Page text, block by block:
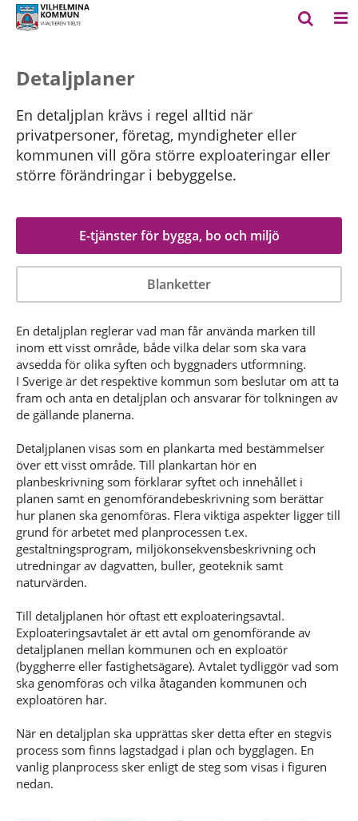
Detaljplaner
En detaljplan krävs i regel alltid när
privatpersoner, företag, myndigheter eller
kommunen vill göra större exploateringar eller
större förändringar i bebyggelse.
E-tjänster för bygga, bo och miljö
Blanketter
En detaljplan reglerar vad man får använda marken till
inom ett visst område, både vilka delar som ska vara
avsedda för olika syften och byggnaders utformning.
I Sverige är det respektive kommun som beslutar om att ta
fram och anta en detaljplan och ansvarar för tolkningen av
de gällande planerna.
Detaljplanen visas som en plankarta med bestämmelser
över ett visst område. Till plankartan hör en
planbeskrivning som förklarar syftet och innehållet i
planen samt en genomförandebeskrivning som berättar
hur planen ska genomföras. Flera viktiga aspekter ligger till
grund för arbetet med planprocessen t.ex.
gestaltningsprogram, miljökonsekvensbeskrivning och
utredningar av dagvatten, buller, geoteknik samt
naturvärden.
Till detaljplanen hör oftast ett exploateringsavtal.
Exploateringsavtalet är ett avtal om genomförande av
detaljplanen mellan kommunen och en exploatör
(byggherre eller fastighetsägare). Avtalet tydliggör vad som
ska genomföras och vilka åtaganden kommunen och
exploatören har.
När en detaljplan ska upprättas sker detta efter en stegvis
process som finns lagstadgad i plan och bygglagen. En
vanlig planprocess sker enligt de steg som visas i figuren
nedan.